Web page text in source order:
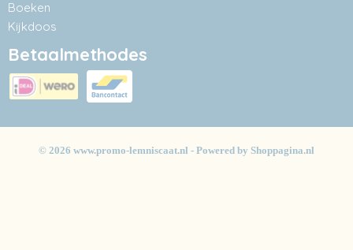
Boeken
Kijkdoos
Betaalmethodes
© 2026 www.promo-lemniscaat.nl - Powered by Shoppagina.nl